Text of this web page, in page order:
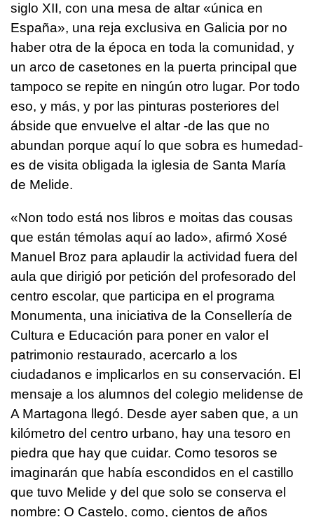
siglo XII, con una mesa de altar «única en
España», una reja exclusiva en Galicia por no
haber otra de la época en toda la comunidad, y
un arco de casetones en la puerta principal que
tampoco se repite en ningún otro lugar. Por todo
eso, y más, y por las pinturas posteriores del
ábside que envuelve el altar -de las que no
abundan porque aquí lo que sobra es humedad-
es de visita obligada la iglesia de Santa María
de Melide.
«Non todo está nos libros e moitas das cousas
que están témolas aquí ao lado», afirmó Xosé
Manuel Broz para aplaudir la actividad fuera del
aula que dirigió por petición del profesorado del
centro escolar, que participa en el programa
Monumenta, una iniciativa de la Consellería de
Cultura e Educación para poner en valor el
patrimonio restaurado, acercarlo a los
ciudadanos e implicarlos en su conservación. El
mensaje a los alumnos del colegio melidense de
A Martagona llegó. Desde ayer saben que, a un
kilómetro del centro urbano, hay una tesoro en
piedra que hay que cuidar. Como tesoros se
imaginarán que había escondidos en el castillo
que tuvo Melide y del que solo se conserva el
nombre: O Castelo, como, cientos de años